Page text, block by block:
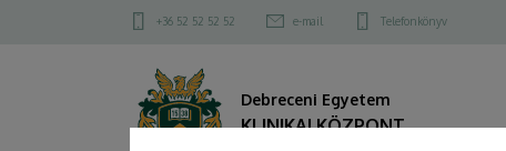
KLINIKAI
KÖZPONT
Felső
menü
+36 52 52 52 52 e-mail Telefonkönyv
Debreceni Egyetem
KLINIKAI KÖZPONT